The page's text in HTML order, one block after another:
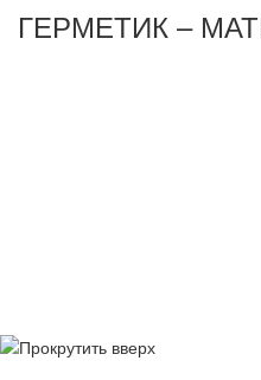
ГЕРМЕТИК –